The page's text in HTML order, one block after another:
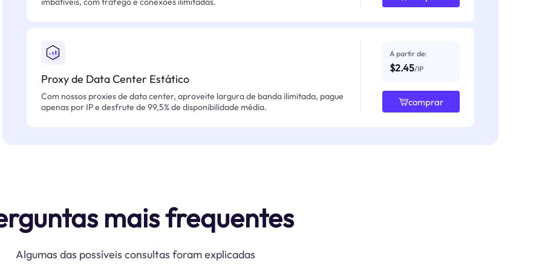
Proxy de Data Center Estático
Com nossos proxies de data center, aproveite largura de banda ilimitada, pague
apenas por IP e desfrute de 99,5% de disponibilidade média.
A partir de:
$2.45/IP
comprar
mais frequentes
Algumas das possíveis consultas foram explicadas